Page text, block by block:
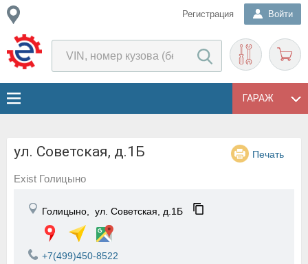
Регистрация Войти
ГАРАЖ
ул. Советская, д.1Б Печать
Exist Голицыно
Голицыно, ул. Советская, д.1Б
+7(499)450-8522